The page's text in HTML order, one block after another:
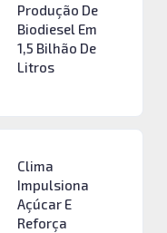
Produção De
Biodiesel Em
1,5 Bilhão De
Litros
Clima
Impulsiona
Açúcar E
Reforça